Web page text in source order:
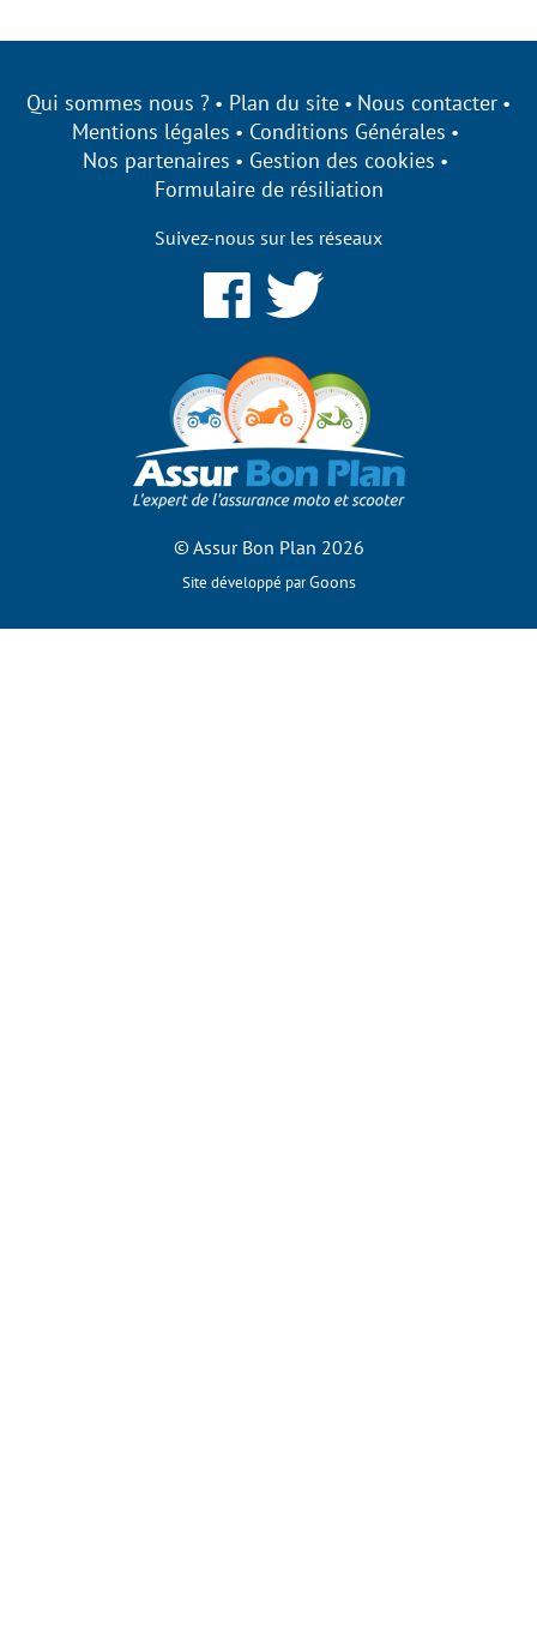
Qui sommes nous ? Plan du site
Nous contacter
Mentions légales
Conditions Générales
Nos partenaires
Gestion des cookies
Formulaire de résiliation
Suivez-nous sur les réseaux
© Assur Bon Plan 2026
Site développé parGoons